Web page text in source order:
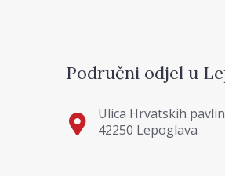
Područni odjel u
Ulica Hrvatskih
42250 Lepoglava